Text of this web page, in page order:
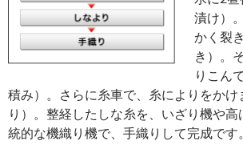
漬け）
かく裂
き）。
りこん
積み）。さらに糸車で、糸によりをかけ
り）。整経したしな糸を、いざり機や
統的な機織り機で、手織りして完成です。